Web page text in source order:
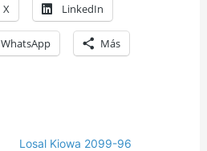
X LinkedIn
WhatsApp Más
Losal Kiowa 2099-96